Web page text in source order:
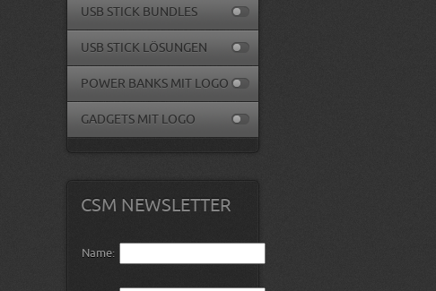
USB STICK BUNDLES
USB STICK LÖSUNGEN
POWER BANKS MIT LOGO
GADGETS MIT LOGO
CSM NEWSLETTER
Name: